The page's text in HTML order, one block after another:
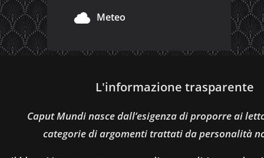
Meteo
L'informazione trasparente
Caput Mundi nasce dall’esigenza di proporre ai
categorie di argomenti trattati da personalità